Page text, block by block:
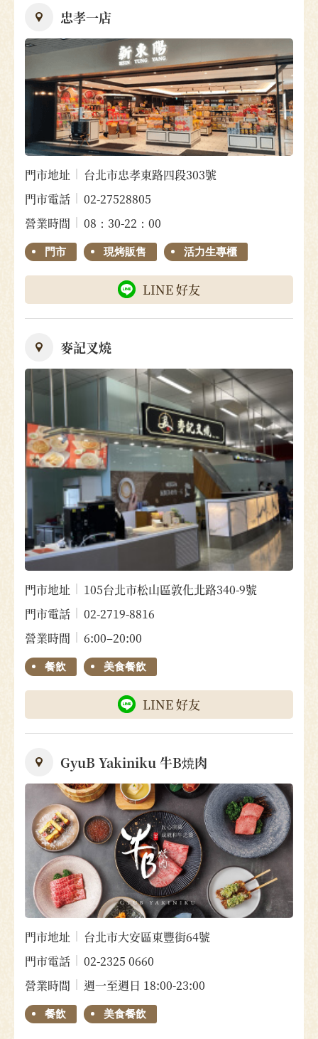
忠孝一店
門市地址
台北市忠孝東路四段303號
門市電話
02-27528805
營業時間
08：30-22：00
門市 現烤販售 活力生專櫃
LINE 好友
麥記叉燒
門市地址
105台北市松山區敦化北路340-9號
門市電話
02-2719-8816
營業時間
6:00–20:00
餐飲 美食餐飲
LINE 好友
GyuB Yakiniku 牛B焼肉
門市地址
台北市大安區東豐街64號
門市電話
02-2325 0660
營業時間
週一至週日 18:00-23:00
餐飲 美食餐飲